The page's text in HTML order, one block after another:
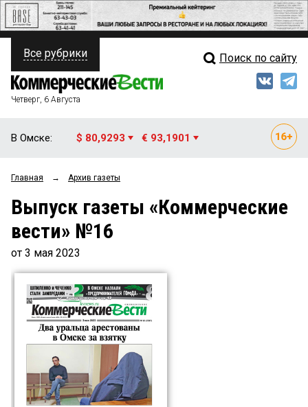
ПОЛИТИКА
ФИНАНСЫ
ОБЩЕСТВО
ЗАКОН
ПРОИСШЕСТВИЯ
СТИЛЬ ЖИЗНИ
Свежий выпуск
Рейтинги
Все рубрики Поиск по сайту
Четверг, 6 Августа
В Омске: $ 80,9293 € 93,1901
Главная → Архив газеты
Выпуск газеты «Коммерческие
вести» №16
от 3 мая 2023